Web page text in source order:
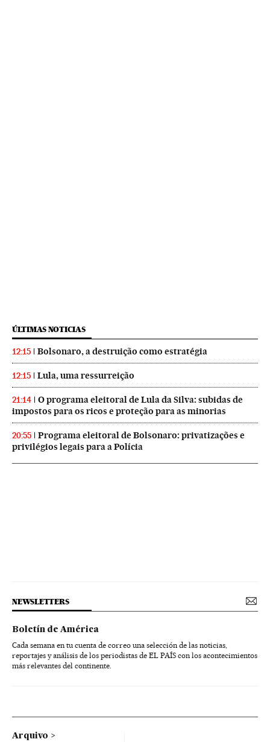
ÚLTIMAS NOTICIAS
12:15 Bolsonaro, a destruição como estratégia
12:15 Lula, uma ressurreição
21:14
O programa eleitoral de Lula da Silva: subidas de
impostos para os ricos e proteção para as minorias
20:55
Programa eleitoral de Bolsonaro: privatizações e
privilégios legais para a Polícia
NEWSLETTERS
Boletín de América
Cada semana en tu cuenta de correo una selección de las noticias,
reportajes y análisis de los periodistas de EL PAÍS con los acontecimientos
más relevantes del continente.
Arquivo